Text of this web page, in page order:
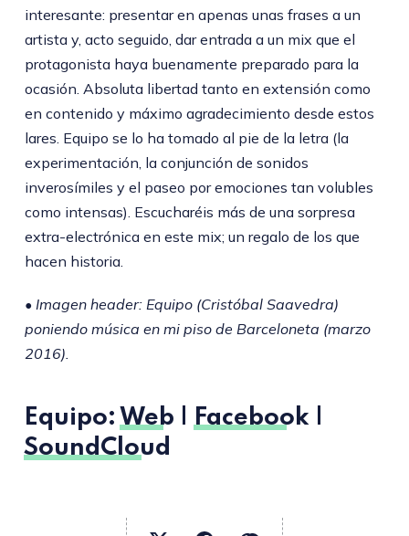
interesante: presentar en apenas unas frases a un
artista y, acto seguido, dar entrada a un mix que el
protagonista haya buenamente preparado para la
ocasión. Absoluta libertad tanto en extensión como
en contenido y máximo agradecimiento desde estos
lares. Equipo se lo ha tomado al pie de la letra (la
experimentación, la conjunción de sonidos
inverosímiles y el paseo por emociones tan volubles
como intensas). Escucharéis más de una sorpresa
extra-electrónica en este mix; un regalo de los que
hacen historia.
• Imagen header: Equipo (Cristóbal Saavedra)
poniendo música en mi piso de Barceloneta (marzo
2016).
Equipo: Web Facebook
SoundCloud